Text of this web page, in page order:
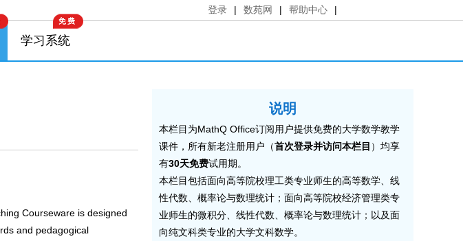
登录 | 数苑网 | 帮助中心 |
学习系统
Courseware is designed
and pedagogical
说明
本栏目为MathQ Office订阅用户提供免费的大学数学教学
课件，所有新老注册用户（首次登录并访问本栏目 ）均享
有30天免费试用期。
本栏目包括面向高等院校理工类专业师生的高等数学、线
性代数、概率论与数理统计；面向高等院校经济管理类专
业师生的微积分、线性代数、概率论与数理统计；以及面
向纯文科类专业的大学文科数学。